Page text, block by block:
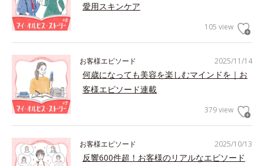
愛用スキンケア
105 view
2025/11/14
お客様エピソード
何歳になっても美容を楽しむマインドを｜お
客様エピソード連載
379 view
2025/10/13
お客様エピソード
反響600件超！お客様のリアルなエピソード